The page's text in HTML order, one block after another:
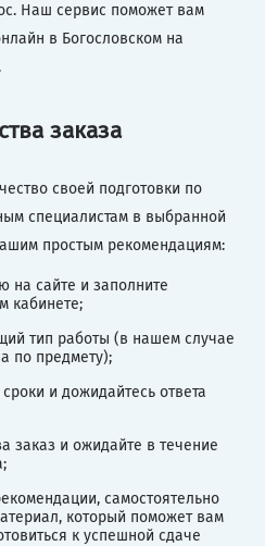
Наш сервис поможет вам
в Богословском на
заказа
своей подготовки по
специалистам в выбранной
простым рекомендациям:
на сайте и заполните
кабинете;
тип работы (в нашем случае
по предмету);
и дожидайтесь ответа
заказ и ожидайте в течение
самостоятельно
который поможет вам
к успешной сдаче